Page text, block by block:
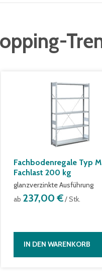
Fachbodenregale Typ
Fachlast 200 kg
glanzverzinkte Ausführung
ab 237,00 €/ Stk.
IN DEN WARENKORB